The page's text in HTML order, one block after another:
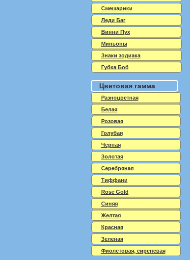
Смешарики
Леди Баг
Винни Пух
Миньоны
Знаки зодиака
Губка Боб
Цветовая гамма
Разноцветная
Белая
Розовая
Голубая
Черная
Золотая
Серебряная
Тиффани
Rose Gold
Синяя
Желтая
Красная
Зеленая
Фиолетовая, сиреневая